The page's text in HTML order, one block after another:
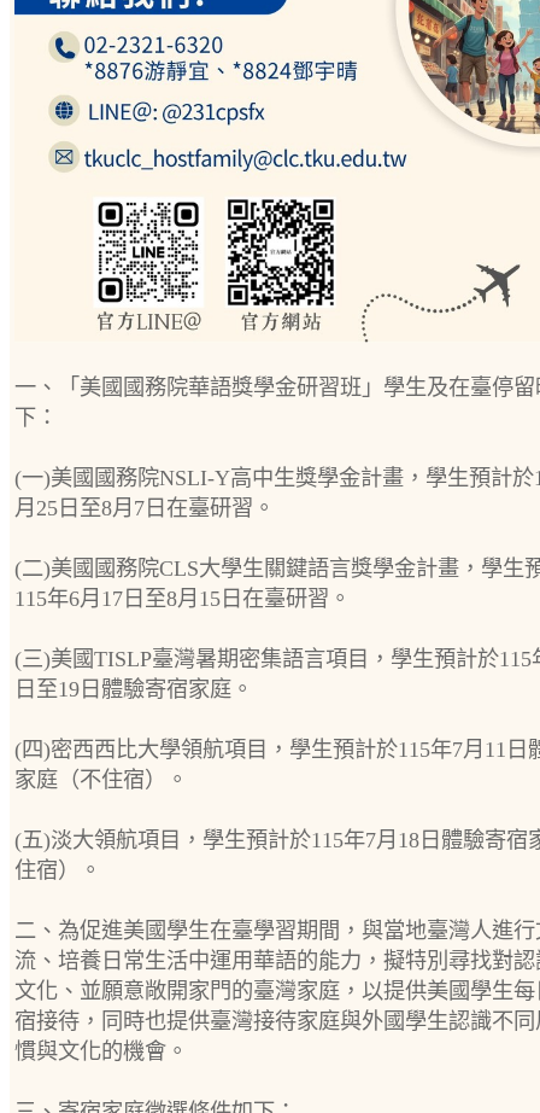
一、「美國國務院華語獎學金研習班」學生及在臺停
下：
(一)美國國務院NSLI-Y高中生獎學金計畫，學生預計於
月25日至8月7日在臺研習。
(二)美國國務院CLS大學生關鍵語言獎學金計畫，學生
115年6月17日至8月15日在臺研習。
(三)美國TISLP臺灣暑期密集語言項目，學生預計於115
日至19日體驗寄宿家庭。
(四)密西西比大學領航項目，學生預計於115年7月11日
家庭（不住宿）。
(五)淡大領航項目，學生預計於115年7月18日體驗寄宿
住宿）。
二、為促進美國學生在臺學習期間，與當地臺灣人進
流、培養日常生活中運用華語的能力，擬特別尋找對
文化、並願意敞開家門的臺灣家庭，以提供美國學生
宿接待，同時也提供臺灣接待家庭與外國學生認識不
慣與文化的機會。